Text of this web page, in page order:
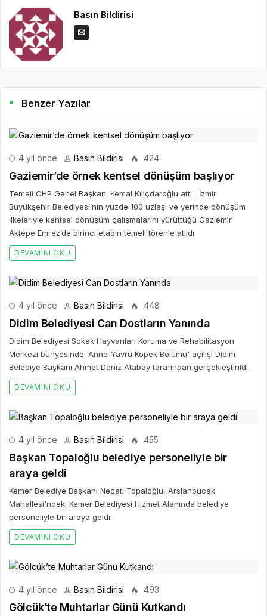
Basın Bildirisi
Benzer Yazılar
4 yıl önce Basın Bildirisi 424
Gaziemir’de örnek kentsel dönüşüm başlıyor
Temeli CHP Genel Başkanı Kemal Kılıçdaroğlu attı İzmir
Büyükşehir Belediyesi’nin yüzde 100 uzlaşı ve yerinde dönüşüm
ilkeleriyle kentsel dönüşüm çalışmalarını yürüttüğü Gaziemir
Aktepe Emrez’de birinci etabın temeli törenle atıldı.
DEVAMINI OKU
4 yıl önce Basın Bildirisi 448
Didim Belediyesi Can Dostların Yanında
Didim Belediyesi Sokak Hayvanları Koruma ve Rehabilitasyon
Merkezi bünyesinde 'Anne-Yavru Köpek Bölümü' açılışı Didim
Belediye Başkanı Ahmet Deniz Atabay tarafından gerçekleştirildi.
DEVAMINI OKU
4 yıl önce Basın Bildirisi 455
Başkan Topaloğlu belediye personeliyle bir
araya geldi
Kemer Belediye Başkanı Necati Topaloğlu, Arslanbucak
Mahallesi'ndeki Kemer Belediyesi Hizmet Alanında belediye
personeliyle bir araya geldi.
DEVAMINI OKU
4 yıl önce Basın Bildirisi 493
Gölcük’te Muhtarlar Günü Kutkandı